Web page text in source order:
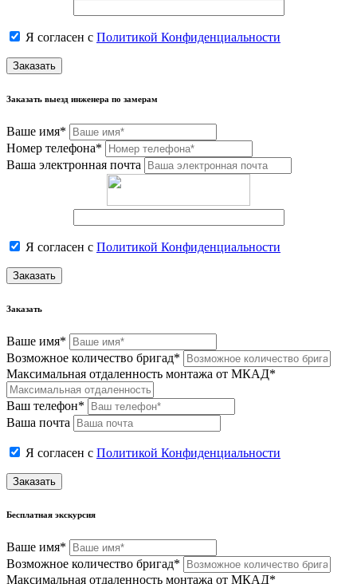
Я согласен с Политикой Конфиденциальности
Заказать
Заказать выезд инженера по замерам
Ваше имя*
Номер телефона*
Ваша электронная почта
Я согласен с Политикой Конфиденциальности
Заказать
Заказать
Ваше имя*
Возможное количество бригад*
Максимальная отдаленность монтажа от МКАД*
Ваш телефон*
Ваша почта
Я согласен с Политикой Конфиденциальности
Заказать
Бесплатная экскурсия
Ваше имя*
Возможное количество бригад*
Максимальная отдаленность монтажа от МКАД*